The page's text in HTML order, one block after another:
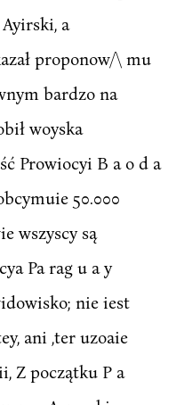
a
proponow/\ mu
bardzo na
woyska
Prowiocyi B a o d a
50.000
wszyscy są
Pa rag u a y
nie iest
ani ,ter uzoaie
Z początku P a